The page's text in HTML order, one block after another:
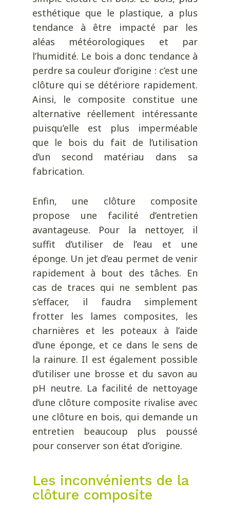
esthétique que le plastique, a plus
tendance à être impacté par les
aléas météorologiques et par
l’humidité. Le bois a donc tendance à
perdre sa couleur d’origine : c’est une
clôture qui se détériore rapidement.
Ainsi, le composite constitue une
alternative réellement intéressante
puisqu’elle est plus imperméable
que le bois du fait de l’utilisation
d’un second matériau dans sa
fabrication.
Enfin, une clôture composite
propose une facilité d’entretien
avantageuse. Pour la nettoyer, il
suffit d’utiliser de l’eau et une
éponge. Un jet d’eau permet de venir
rapidement à bout des tâches. En
cas de traces qui ne semblent pas
s’effacer, il faudra simplement
frotter les lames composites, les
charnières et les poteaux à l’aide
d’une éponge, et ce dans le sens de
la rainure. Il est également possible
d’utiliser une brosse et du savon au
pH neutre. La facilité de nettoyage
d’une clôture composite rivalise avec
une clôture en bois, qui demande un
entretien beaucoup plus poussé
pour conserver son état d’origine.
Les inconvénients de la
clôture composite